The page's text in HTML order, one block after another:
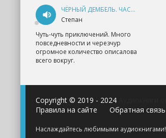
ЧЁРНЫЙ ДЕМБЕЛЬ. ЧАСТЬ 1 - АНДРЕЙ ФЕДИН
Степан
Чуть-чуть приключений. Много
повседневности и черезчур
огромное количество описалова
всего вокруг.
Copyright © 2019 - 2024
Правила на сайте
Обратная связь
Наслаждайтесь любимыми аудиокнигами!